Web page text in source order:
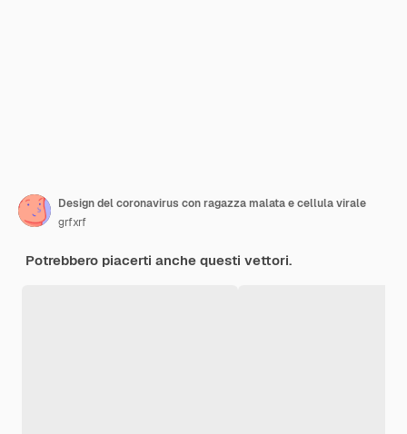
Design del coronavirus con ragazza malata e cellula virale
grfxrf
Potrebbero piacerti anche questi vettori.